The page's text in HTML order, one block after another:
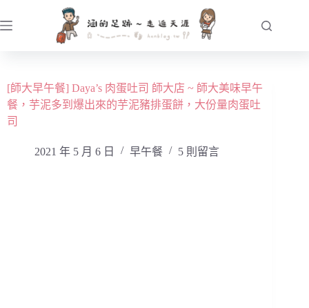
至
容[師大早午餐] Daya’s 肉蛋吐司 師大店 ~ 師大美味早午
餐，芋泥多到爆出來的芋泥豬排蛋餅，大份量肉蛋吐
司
2021 年 5 月 6 日 早午餐 5 則留言